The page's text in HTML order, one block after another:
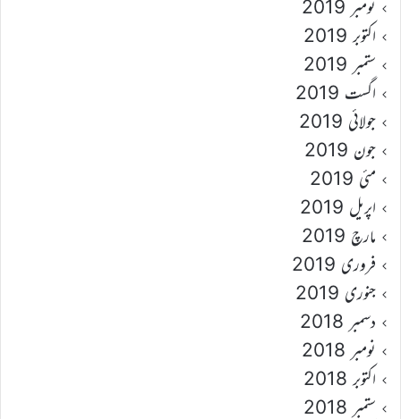
نومبر 2019
اکتوبر 2019
ستمبر 2019
اگست 2019
جولائی 2019
جون 2019
مئی 2019
اپریل 2019
مارچ 2019
فروری 2019
جنوری 2019
دسمبر 2018
نومبر 2018
اکتوبر 2018
ستمبر 2018